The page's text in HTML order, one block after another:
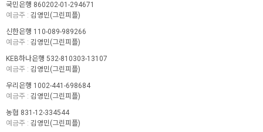
국민은행 860202-01-294671
예금주 : 김영민(그린피플)
신한은행 110-089-989266
예금주 : 김영민(그린피플)
KEB하나은행 532-810303-13107
예금주 : 김영민(그린피플)
우리은행 1002-441-698684
예금주 : 김영민(그린피플)
농협 831-12-334544
예금주 : 김영민(그린피플)